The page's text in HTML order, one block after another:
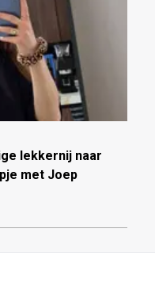
lekkernij naar
met Joep